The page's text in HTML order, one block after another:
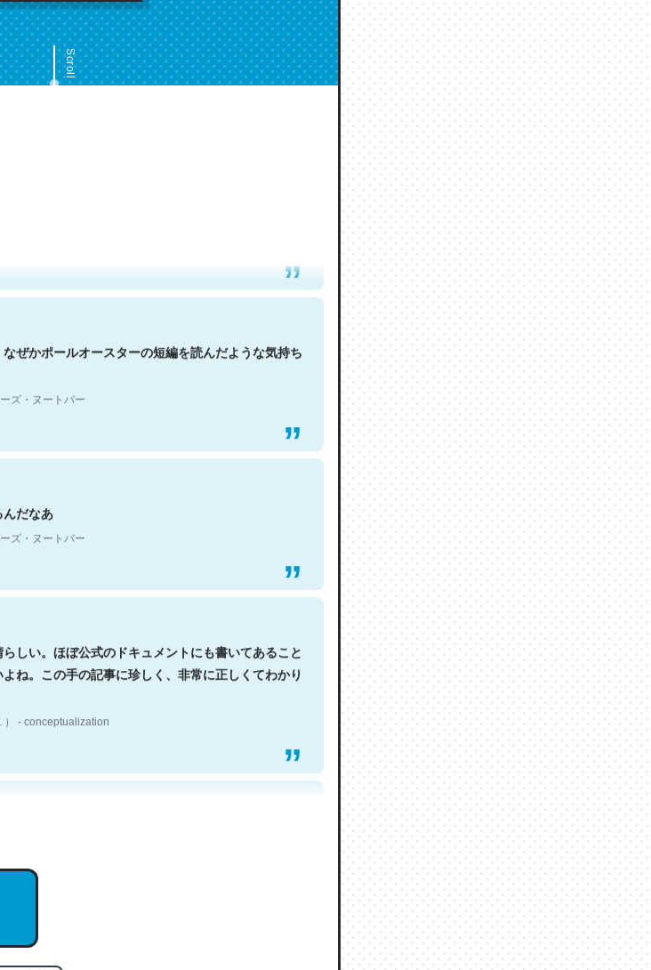
Scroll
だろうなと凄く思う。英語少しでも読める人は原文
Fucking Go. Then Covid hit. Shit.
ズ・ヌートバー
ぜかポールオースターの短編を読んだような気持ち
ズ・ヌートバー
だなあ
ズ・ヌートバー
しい。ほぼ公式のドキュメントにも書いてあること
ね。この手の記事に珍しく、非常に正しくてわかり
- conceptualization